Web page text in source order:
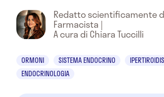
Redatto scientificamente
Farmacista |
A cura di Chiara Tuccilli
ORMONI SISTEMA ENDOCRINO
ENDOCRINOLOGIA